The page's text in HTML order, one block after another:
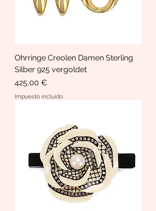
Ohrringe Creolen Damen Sterling
Silber 925 vergoldet
Precio
425,00 €
Impuesto incluido